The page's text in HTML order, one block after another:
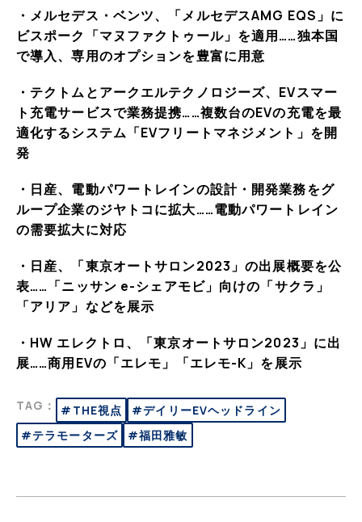
・メルセデス・ベンツ、「メルセデスAMG EQS」に
ビスポーク「マヌファクトゥール」を適用……独本国
で導入、専用のオプションを豊富に用意
・テクトムとアークエルテクノロジーズ、EVスマー
ト充電サービスで業務提携……複数台のEVの充電を最
適化するシステム「EVフリートマネジメント」を開
発
・日産、電動パワートレインの設計・開発業務をグ
ループ企業のジヤトコに拡大……電動パワートレイン
の需要拡大に対応
・日産、「東京オートサロン2023」の出展概要を公
表……「ニッサン e-シェアモビ」向けの「サクラ」
「アリア」などを展示
・HW エレクトロ、「東京オートサロン2023」に出
展……商用EVの「エレモ」「エレモ-K」を展示
TAG： #THE視点
#デイリーEVヘッドライン
#テラモーターズ
#福田雅敏